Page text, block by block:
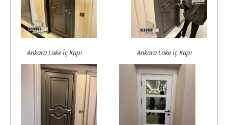
Ankara Lake İç Kapı Ankara Lake İç Kapı